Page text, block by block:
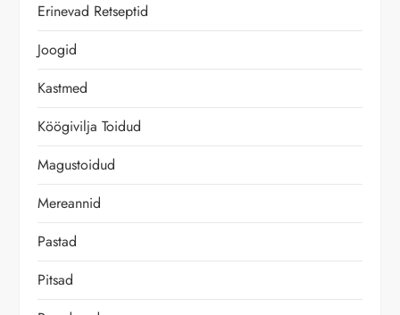
g
e
e
r
i
m
i
Erinevad Retseptid
Joogid
Kastmed
Köögivilja Toidud
Magustoidud
Mereannid
Pastad
Pitsad